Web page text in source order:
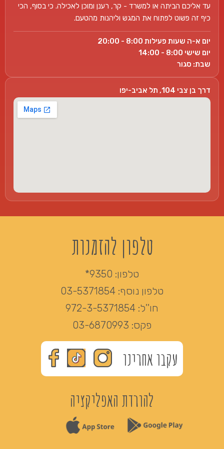
עד אליכם הביתה או למשרד - קר, רענן ומוכן לאכילה. כי בסוף, הכי
כיף זה פשוט לפתוח את המגש וליהנות מהטעם.
יום א-ה שעות פעילות 8:00 - 20:00
יום שישי 8:00 - 14:00
שבת: סגור
דרך בן צבי 104, תל אביב-יפו
טלפון להזמנות
טלפון: 9350*
טלפון נוסף: 03-5371854
חו''ל: 972-3-5371854
פקס: 03-6870993
עקבו אחרינו
להורדת האפליקציה